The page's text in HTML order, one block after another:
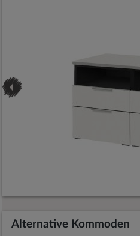
Alternative Kommoden